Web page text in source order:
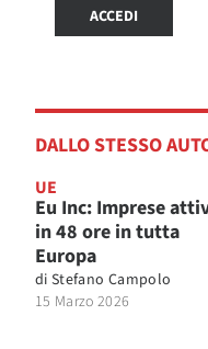
ACCEDI
DALLO STESSO
UE
Eu Inc: Imprese
in 48 ore in tutta
Europa
di Stefano Campolo
15 Marzo 2026